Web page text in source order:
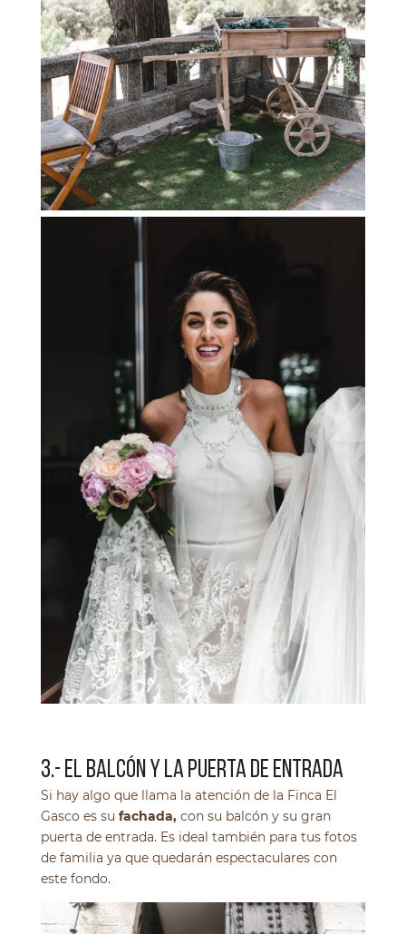
3.- EL BALCÓN Y LA PUERTA DE ENTRADA
Si hay algo que llama la atención de la Finca El
Gasco es su fachada,con su balcón y su gran
puerta de entrada. Es ideal también para tus fotos
de familia ya que quedarán espectaculares con
este fondo.